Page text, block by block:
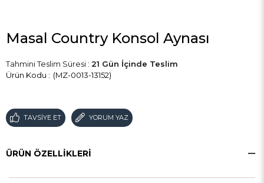
Masal Country Konsol Aynası
Tahmini Teslim Süresi : 21 Gün İçinde Teslim
(MZ-0013-13152)
TAVSIYE ET YORUM YAZ
ÜRÜN ÖZELLIKLERI